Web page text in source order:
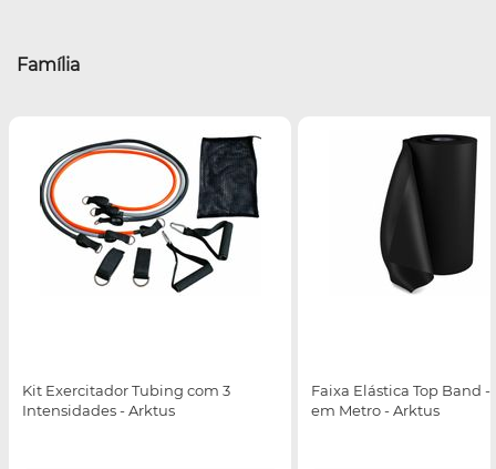
Família
Kit Exercitador Tubing com 3
Intensidades - Arktus
Faixa Elástica Top Band
em Metro - Arktus